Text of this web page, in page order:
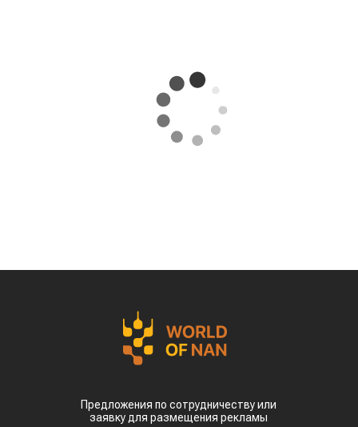
Предложения по сотрудничеству или
заявку для размещения рекламы